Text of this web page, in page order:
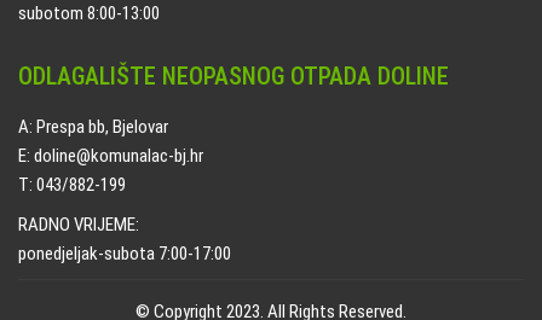
subotom 8:00-13:00
ODLAGALIŠTE NEOPASNOG OTPADA DOLINE
A: Prespa bb, Bjelovar
E: doline@komunalac-bj.hr
T: 043/882-199
RADNO VRIJEME:
ponedjeljak-subota 7:00-17:00
© Copyright 2023. All Rights Reserved.